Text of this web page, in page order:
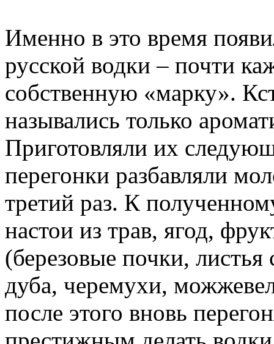
Именно в это время
русской водки – почти
собственную «марку».
назывались только
Приготовляли их
перегонки разбавляли
третий раз. К
настои из трав, ягод,
(березовые почки,
дуба, черемухи,
после этого вновь